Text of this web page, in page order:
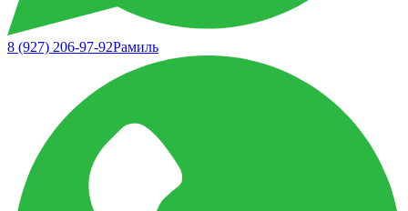
8 (927) 206-97-92Рамиль